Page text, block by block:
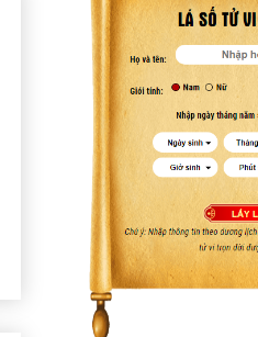
Quảng cáo TVC
Quảng cáo Cốc Cốc
Phần mềm ứng dụng hay
Dịch vụ Domain & Hosting
Hỏi đáp phần mềm
Hỏi đáp quảng cáo TVC
Hỏi đáp quảng cáo mobile
Hỏi đáp quảng cáo Online
Hỏi đáp quảng cáo Skype